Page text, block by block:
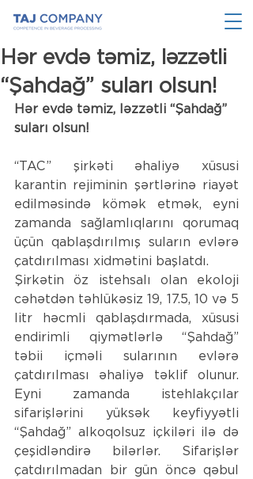
Hər evdə təmiz, ləzzətli
“Şahdağ” suları olsun!
Hər evdə təmiz, ləzzətli “Şahdağ”
suları olsun!
“TAC” şirkəti əhaliyə xüsusi
karantin rejiminin şərtlərinə riayət
edilməsində kömək etmək, eyni
zamanda sağlamlıqlarını qorumaq
üçün qablaşdırılmış suların evlərə
çatdırılması xidmətini başlatdı.
Şirkətin öz istehsalı olan ekoloji
cəhətdən təhlükəsiz 19, 17.5, 10 və 5
litr həcmli qablaşdırmada, xüsusi
endirimli qiymətlərlə “Şahdağ”
təbii içməli sularının evlərə
çatdırılması əhaliyə təklif olunur.
Eyni zamanda istehlakçılar
sifarişlərini yüksək keyfiyyətli
“Şahdağ” alkoqolsuz içkiləri ilə də
çeşidləndirə bilərlər. Sifarişlər
çatdırılmadan bir gün öncə qəbul